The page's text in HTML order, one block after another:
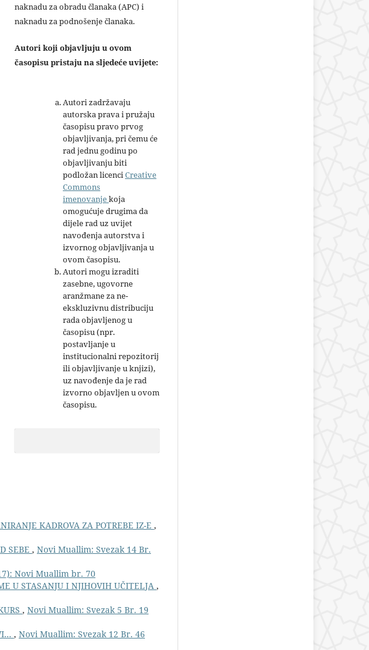
naknadu za obradu članaka (APC) i
naknadu za podnošenje članaka.
Autori koji objavljuju u ovom
časopisu pristaju na sljedeće uvijete:
Autori zadržavaju
autorska prava i pružaju
časopisu pravo prvog
objavljivanja, pri čemu će
rad jednu godinu po
objavljivanju biti
podložan licenciCreative
Commons
imenovanjekoja
omogućuje drugima da
dijele rad uz uvijet
navođenja autorstva i
izvornog objavljivanja u
ovom časopisu.
Autori mogu izraditi
zasebne, ugovorne
aranžmane za ne-
ekskluzivnu distribuciju
rada objavljenog u
časopisu (npr.
postavljanje u
institucionalni repozitorij
ili objavljivanje u knjizi),
uz navođenje da je rad
izvorno objavljen u ovom
časopisu.
KADROVA ZA POTREBE IZ-E ,
SEBE , Novi Muallim: Svezak 14 Br.
Novi Muallim br. 70
U STASANJU I NJIHOVIH UČITELJA ,
, Novi Muallim: Svezak 5 Br. 19
, Novi Muallim: Svezak 12 Br. 46